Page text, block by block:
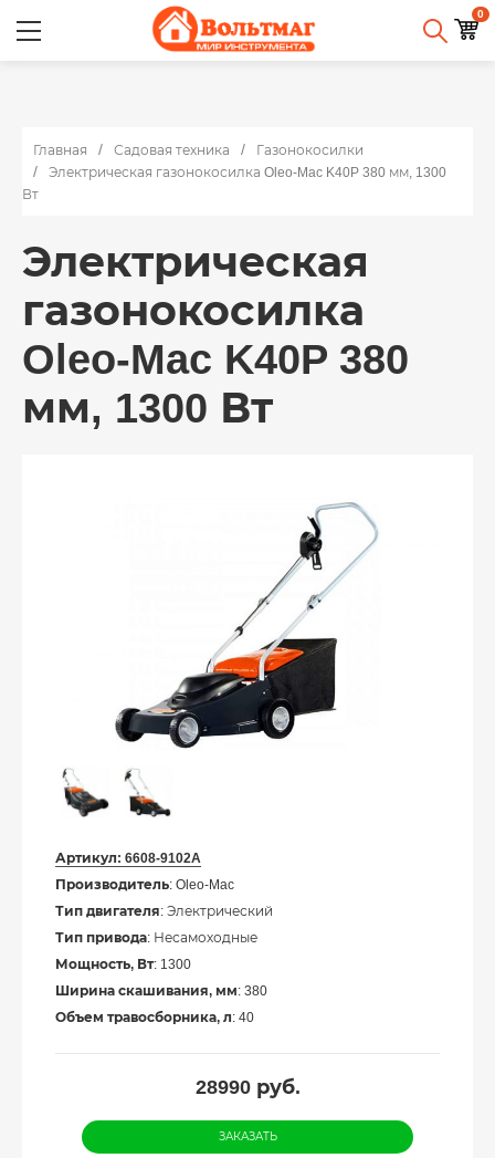
0
Главная Садовая техника
Газонокосилки
Электрическая газонокосилка Oleo-Mac K40P 380 мм, 1300
Вт
Электрическая
газонокосилка
Oleo-Mac K40P 380
мм, 1300 Вт
Артикул: 6608-9102A
Производитель: Oleo-Mac
Тип двигателя: Электрический
Тип привода: Несамоходные
Мощность, Вт: 1300
Ширина скашивания, мм: 380
Объем травосборника, л: 40
28990руб.
ЗАКАЗАТЬ